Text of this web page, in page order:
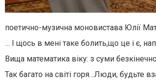
поетично-музична моновистава Юлії
… І щось в мені таке болить,що це і є,
Вища математика віку: з суми
Так багато на світі горя…Люди, будьте